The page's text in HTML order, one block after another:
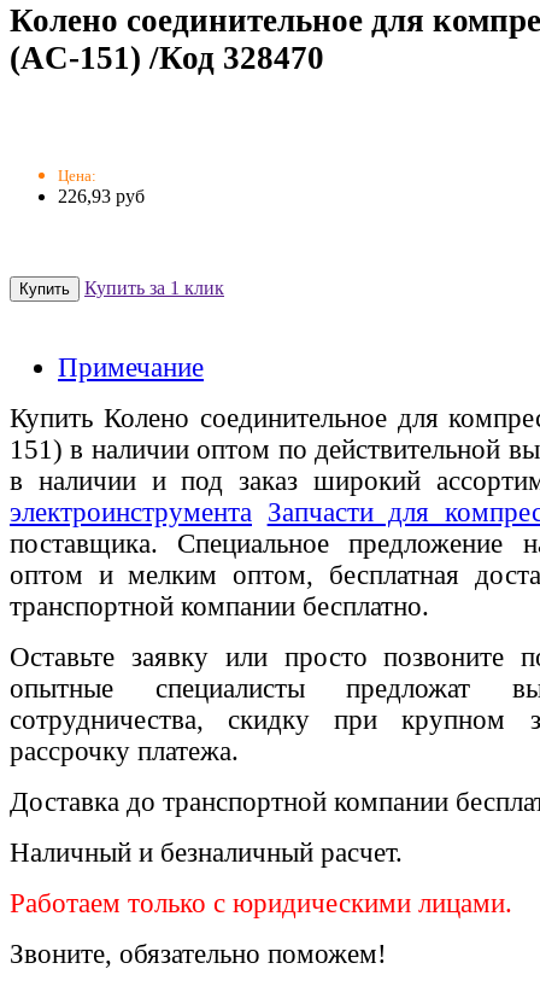
Колено соединительное для
(AC-151) /Код 328470
Цена:
226,93 руб
Купить за 1 клик
Примечание
Купить Колено соединительное для
151) в наличии оптом по действительной
в наличии и под заказ широкий
электроинструмента Запчасти для
поставщика. Специальное предложение
оптом и мелким оптом, бесплатная
транспортной компании бесплатно.
Оставьте заявку или просто позвоните
опытные специалисты предложат
сотрудничества, скидку при крупном
рассрочку платежа.
Доставка до транспортной компании
Наличный и безналичный расчет.
Работаем только с юридическими лицами.
Звоните, обязательно поможем!